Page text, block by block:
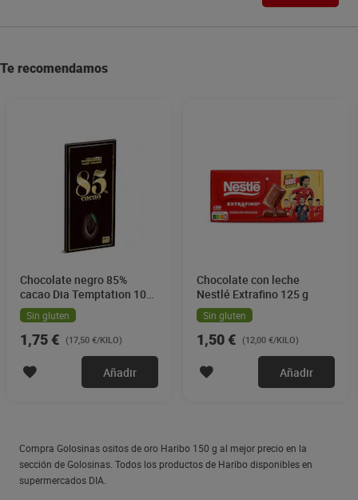
Te recomendamos
Chocolate negro 85%
cacao Dia Temptation 100
gSin gluten
1,75 € (17,50 €/KILO)
Añadir
Chocolate con leche
Nestlé Extrafino 125 g
Sin gluten
1,50 € (12,00 €/KILO)
Añadir
Compra Golosinas ositos de oro Haribo 150 g al mejor precio en la
sección de Golosinas. Todos los productos de Haribo disponibles en
supermercados DIA.